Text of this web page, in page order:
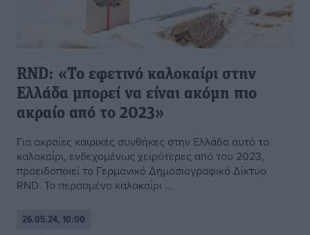
RND: «Το εφετινό καλοκαίρι στην
Ελλάδα μπορεί να είναι ακόμη πιο
ακραίο από το 2023»
Για ακραίες καιρικές συνθήκες στην Ελλάδα αυτό το
καλοκαίρι, ενδεχομένως χειρότερες από του 2023,
προειδοποιεί το Γερμανικό Δημοσιογραφικό Δίκτυο
RND. Το περασμένο καλοκαίρι ...
26.05.24, 10:00